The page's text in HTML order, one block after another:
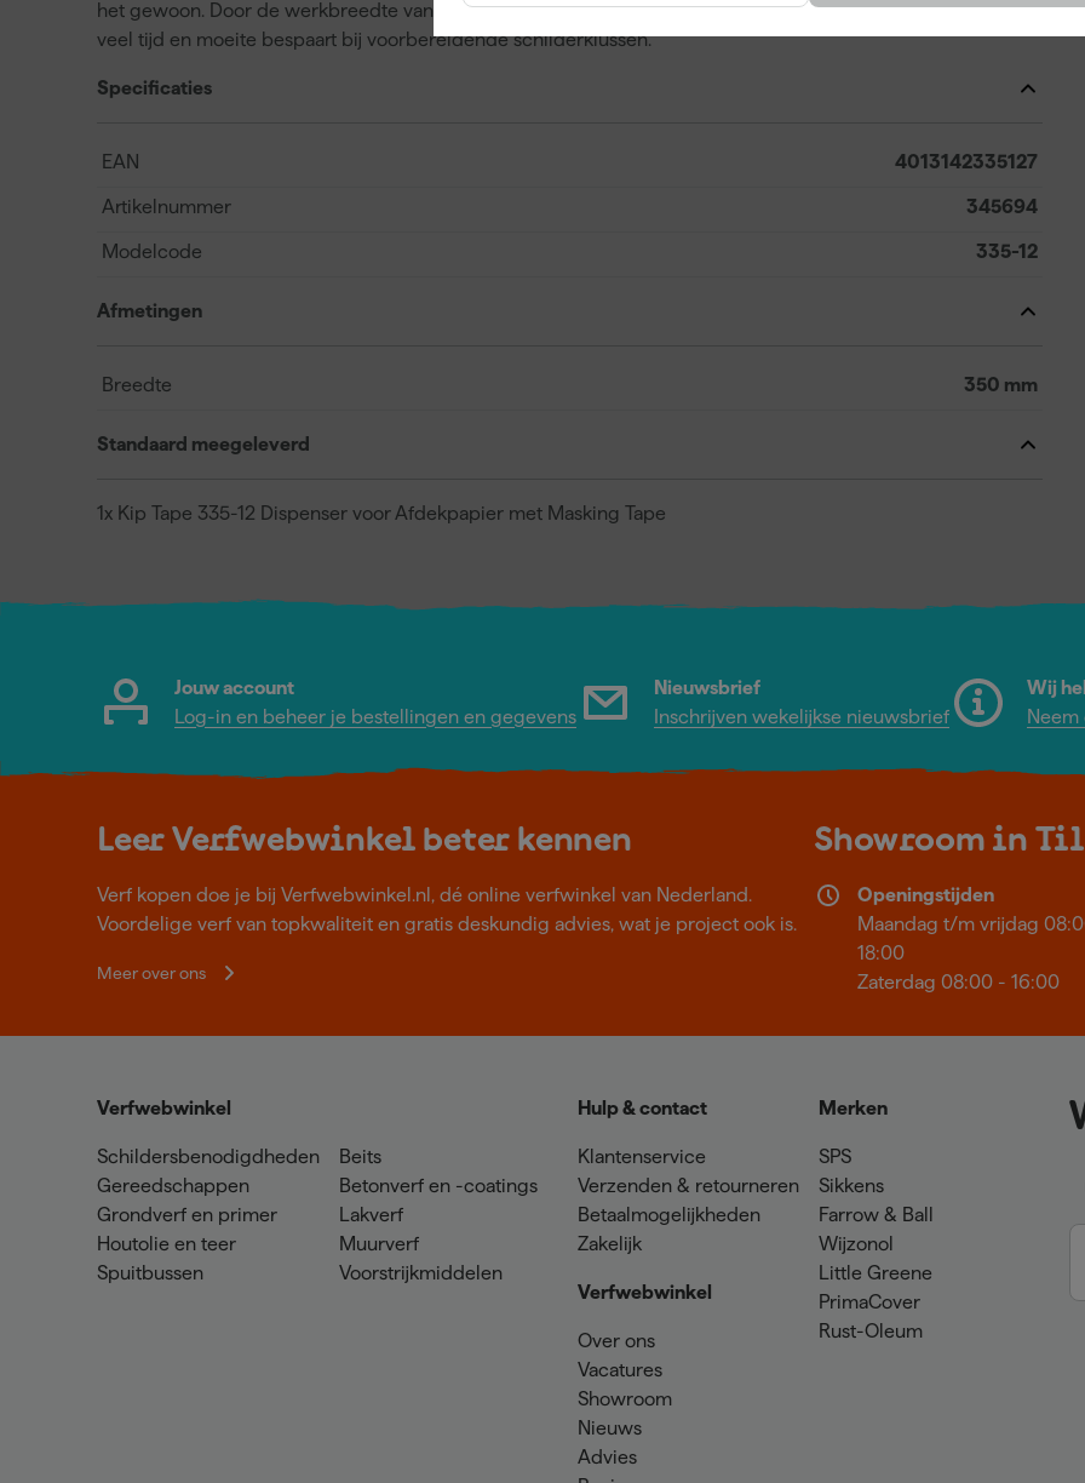
het gewoon. Door de werkbreedte van 350 millimeter dek je in één beweging een ruime strook af, wat je
veel tijd en moeite bespaart bij voorbereidende schilderklussen.
Specificaties
EAN 4013142335127
Artikelnummer 345694
Modelcode 335-12
Afmetingen
Breedte 350 mm
Standaard meegeleverd
1x Kip Tape 335-12 Dispenser voor Afdekpapier met Masking Tape
Jouw account
Log-in en beheer je bestellingen en gegevens
Nieuwsbrief
Inschrijven wekelijkse nieuwsbrief
Wij
Leer Verfwebwinkel beter kennen
Verf kopen doe je bij Verfwebwinkel.nl, dé online verfwinkel van Nederland.
Voordelige verf van topkwaliteit en gratis deskundig advies, wat je project ook is.
Meer over ons
Showroom in
Openingstijden
Maandag t/m vrijdag
18:00
Zaterdag 08:00 - 16:00
Verfwebwinkel
Schildersbenodigdheden
Gereedschappen
Grondverf en primer
Houtolie en teer
Spuitbussen
Beits
Betonverf en -coatings
Lakverf
Muurverf
Voorstrijkmiddelen
Hulp & contact
Klantenservice
Verzenden & retourneren
Betaalmogelijkheden
Zakelijk
Verfwebwinkel
Over ons
Vacatures
Showroom
Nieuws
Advies
Merken
SPS
Sikkens
Farrow & Ball
Wijzonol
Little Greene
PrimaCover
Rust-Oleum